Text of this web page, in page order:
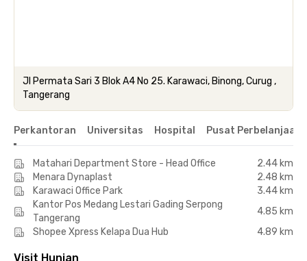
Jl Permata Sari 3 Blok A4 No 25. Karawaci, Binong, Curug ,
Tangerang
Perkantoran Universitas Hospital Pusat Perbelanjaan
Matahari Department Store - Head Office
2.44 km
Menara Dynaplast
2.48 km
Karawaci Office Park
3.44 km
Kantor Pos Medang Lestari Gading Serpong
Tangerang
4.85 km
Shopee Xpress Kelapa Dua Hub
4.89 km
Visit Hunian